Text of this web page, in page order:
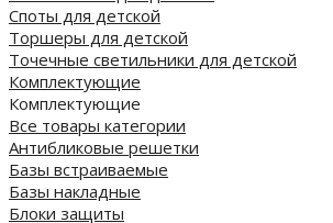
Споты для детской
Торшеры для детской
Точечные светильники для детской
Комплектующие
Комплектующие
Все товары категории
Антибликовые решетки
Базы встраиваемые
Базы накладные
Блоки защиты